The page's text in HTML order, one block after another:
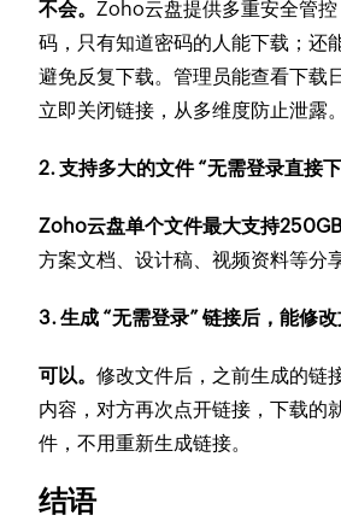
不会。Zoho云盘提供多重安全管
码，只有知道密码的人能下载；还
避免反复下载。管理员能查看下载
立即关闭链接，从多维度防止泄露。
2. 支持多大的文件 “无需登录直接
Zoho云盘单个文件最大支持250GB
方案文档、设计稿、视频资料等分
3. 生成 “无需登录” 链接后，能修
可以。修改文件后，之前生成的链
内容，对方再次点开链接，下载的
件，不用重新生成链接。
结语